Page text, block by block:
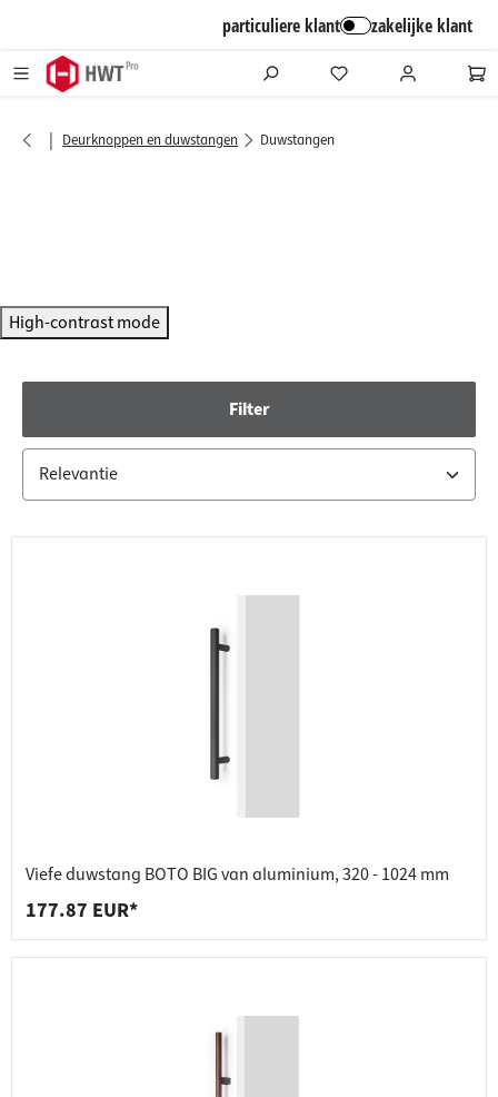
particuliere klant zakelijke klant
| Deurknoppen en duwstangen Duwstangen
High-contrast mode
Filter
Viefe duwstang BOTO BIG van aluminium, 320 - 1024 mm
177.87 EUR*